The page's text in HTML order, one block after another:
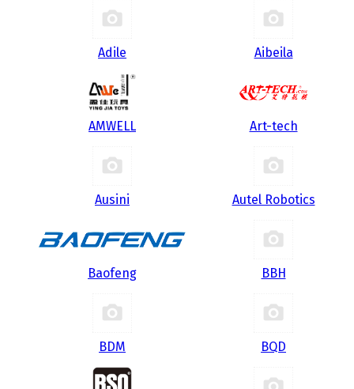
Adile Aibeila
AMWELL Art-tech
Ausini Autel Robotics
Baofeng BBH
BDM BQD